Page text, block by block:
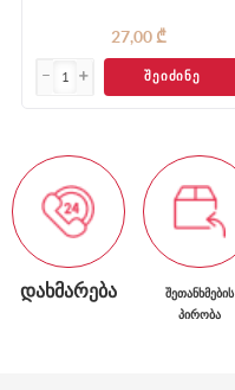
27,00 ₾
ᲨᲔᲘᲫᲘᲜᲔ
ᲓᲐᲮᲛᲐᲠᲔᲑᲐ
ᲨᲔᲗᲐᲜᲮᲛᲔᲑᲘᲡ
ᲞᲘᲠᲝᲑᲐ